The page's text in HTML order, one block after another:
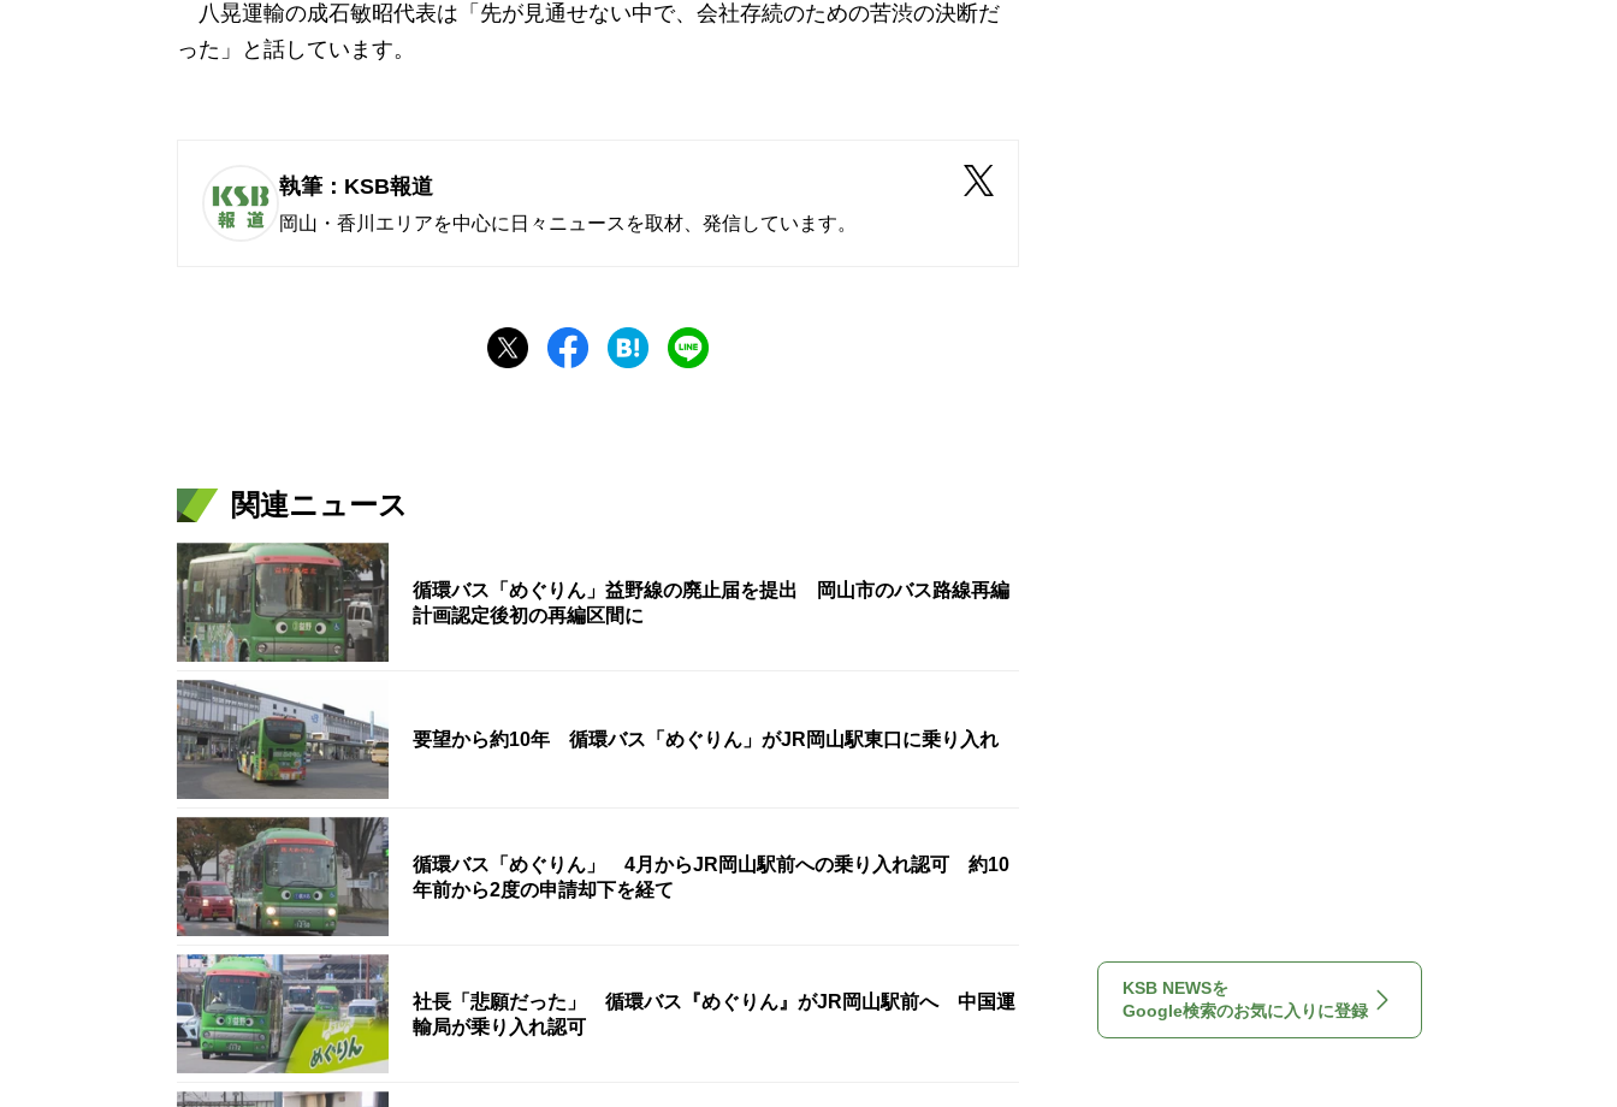
八晃運輸の成石敏昭代表は「先が見通せない中で、会社存続のための苦渋の決断だ
った」と話しています。
執筆：KSB報道
岡山・香川エリアを中心に日々ニュースを取材、発信しています。
関連ニュース
循環バス「めぐりん」益野線の廃止届を提出 岡山市のバス路線再編
計画認定後初の再編区間に
要望から約10年 循環バス「めぐりん」がJR岡山駅東口に乗り入れ
循環バス「めぐりん」 4月からJR岡山駅前への乗り入れ認可 約10
年前から2度の申請却下を経て
社長「悲願だった」 循環バス『めぐりん』がJR岡山駅前へ 中国運
輸局が乗り入れ認可
KSB NEWSを
Google検索のお気に入りに登録